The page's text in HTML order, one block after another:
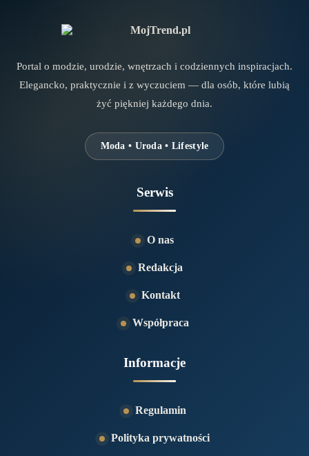
Portal o modzie, urodzie, wnętrzach i codziennych inspiracjach.
Elegancko, praktycznie i z wyczuciem — dla osób, które lubią
żyć piękniej każdego dnia.
Moda • Uroda • Lifestyle
Serwis
O nas
Redakcja
Kontakt
Współpraca
Informacje
Regulamin
Polityka prywatności